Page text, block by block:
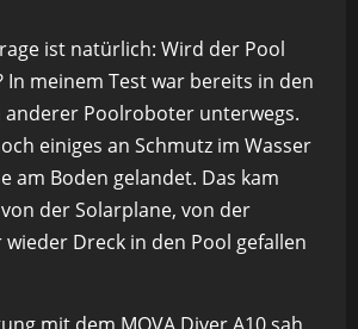
ist natürlich: Wird der Pool
In meinem Test war bereits in den
anderer Poolroboter unterwegs.
einiges an Schmutz im Wasser
am Boden gelandet. Das kam
der Solarplane, von der
Dreck in den Pool gefallen
mit dem MOVA Diver A10 sah